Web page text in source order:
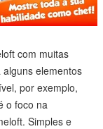
com muitas
alguns elementos
por exemplo,
o foco na
Simples e